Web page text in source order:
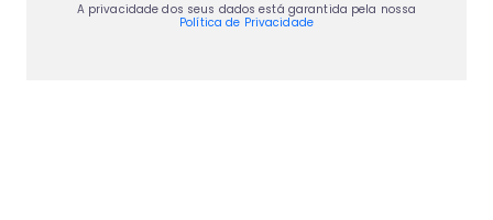
A privacidade dos seus dados está garantida pela nossa
Política de Privacidade